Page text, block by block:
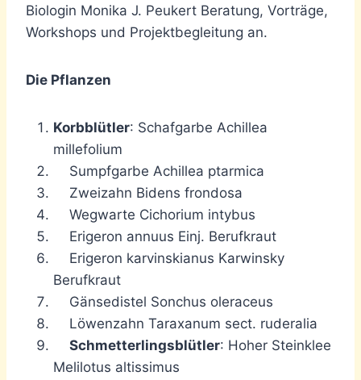
Biologin Monika J. Peukert Beratung, Vorträge,
Workshops und Projektbegleitung an.
Die Pflanzen
Korbblütler: Schafgarbe Achillea
millefolium
Sumpfgarbe Achillea ptarmica
Zweizahn Bidens frondosa
Wegwarte Cichorium intybus
Erigeron annuus Einj. Berufkraut
Erigeron karvinskianus Karwinsky
Berufkraut
Gänsedistel Sonchus oleraceus
Löwenzahn Taraxanum sect. ruderalia
Schmetterlingsblütler: Hoher Steinklee
Melilotus altissimus